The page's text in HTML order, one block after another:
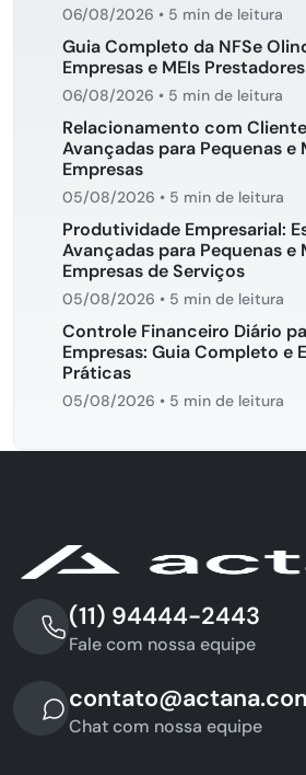
06/08/2026 • 5 min de leitura
Guia Completo da NFSe
Empresas e MEIs
06/08/2026 • 5 min de leitura
Relacionamento com
Avançadas para Pequenas e
Empresas
05/08/2026 • 5 min de leitura
Produtividade Empresarial:
Avançadas para Pequenas e
Empresas de Serviços
05/08/2026 • 5 min de leitura
Controle Financeiro Diário
Empresas: Guia Completo e
Práticas
05/08/2026 • 5 min de leitura
(11) 94444-2443
Fale com nossa equipe
Chat com nossa equipe